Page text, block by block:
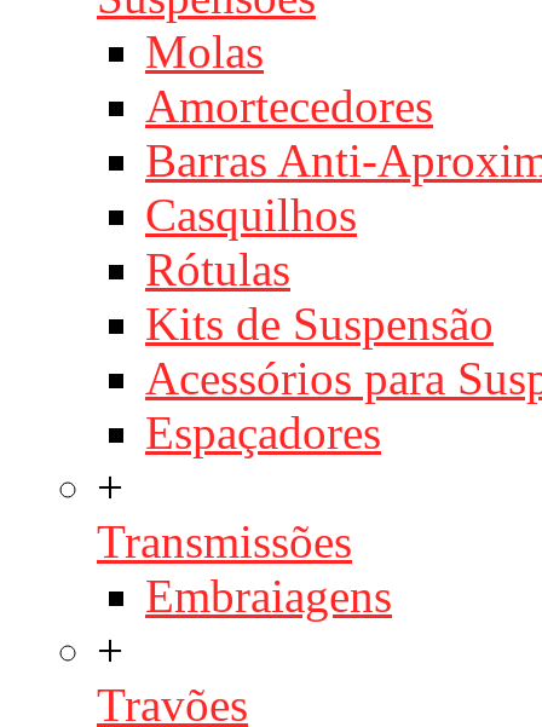
Molas
Amortecedores
Barras Anti-
Casquilhos
Rótulas
Kits de Suspensão
Acessórios para
Espaçadores
+
Transmissões
Embraiagens
+
Travões